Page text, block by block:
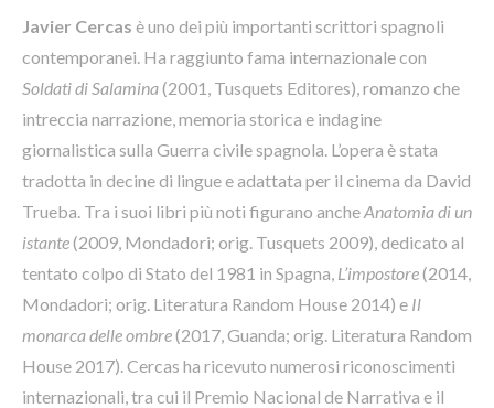
Javier Cercas è uno dei più importanti scrittori spagnoli
contemporanei. Ha raggiunto fama internazionale con
Soldati di Salamina(2001, Tusquets Editores), romanzo che
intreccia narrazione, memoria storica e indagine
giornalistica sulla Guerra civile spagnola. L’opera è stata
tradotta in decine di lingue e adattata per il cinema da David
Trueba. Tra i suoi libri più noti figurano ancheAnatomia di un
istante(2009, Mondadori; orig. Tusquets 2009), dedicato al
tentato colpo di Stato del 1981 in Spagna, L’impostore(2014,
Mondadori; orig. Literatura Random House 2014) e Il
monarca delle ombre(2017, Guanda; orig. Literatura Random
House 2017). Cercas ha ricevuto numerosi riconoscimenti
internazionali, tra cui il Premio Nacional de Narrativa e il